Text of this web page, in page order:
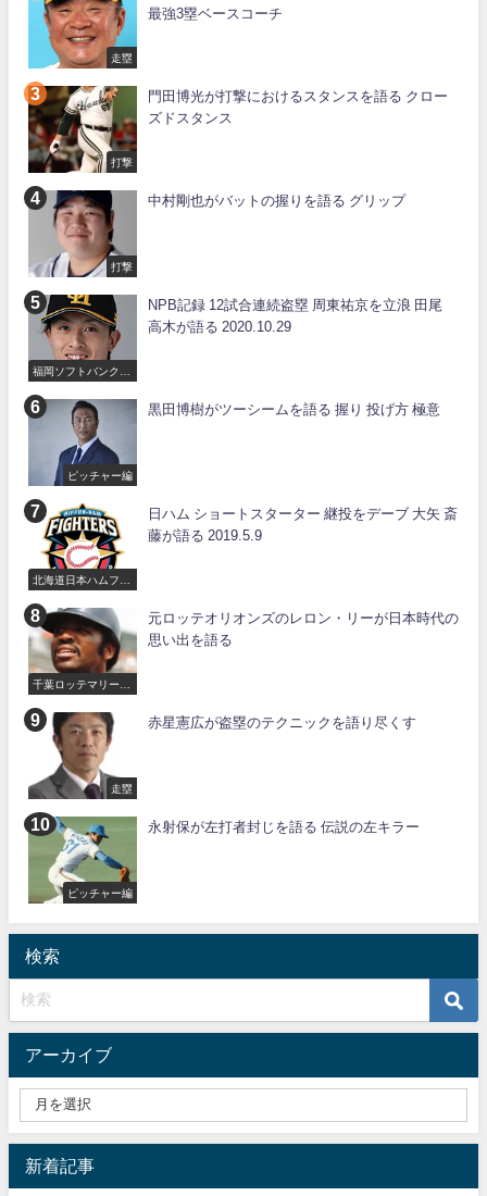
走塁
最強3塁ベースコーチ
打撃
門田博光が打撃におけるスタンスを語る クロー
ズドスタンス
打撃
中村剛也がバットの握りを語る グリップ
福岡ソフトバンクホ
NPB記録 12試合連続盗塁 周東祐京を立浪 田尾
高木が語る 2020.10.29
ピッチャー編
黒田博樹がツーシームを語る 握り 投げ方 極意
北海道日本ハムファ
日ハム ショートスターター 継投をデーブ 大矢 斎
藤が語る 2019.5.9
千葉ロッテマリーン
元ロッテオリオンズのレロン・リーが日本時代の
思い出を語る
走塁
赤星憲広が盗塁のテクニックを語り尽くす
ピッチャー編
永射保が左打者封じを語る 伝説の左キラー
検索
アーカイブ
新着記事